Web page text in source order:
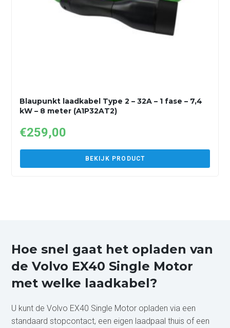
Blaupunkt laadkabel Type 2 – 32A – 1 fase – 7,4
kW – 8 meter (A1P32AT2)
€259,00
BEKIJK PRODUCT
Hoe snel gaat het opladen van
de Volvo EX40 Single Motor
met welke laadkabel?
U kunt de Volvo EX40 Single Motor opladen via een
standaard stopcontact, een eigen laadpaal thuis of een